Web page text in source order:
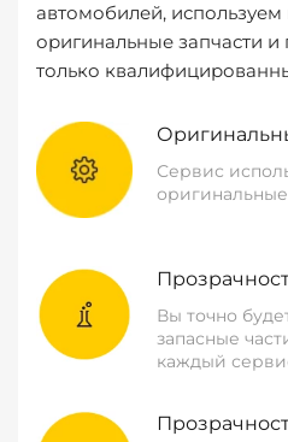
автомобилей,
оригинальные запчасти
только
Сервис
оригинальные
Вы точно
запасные
каждый